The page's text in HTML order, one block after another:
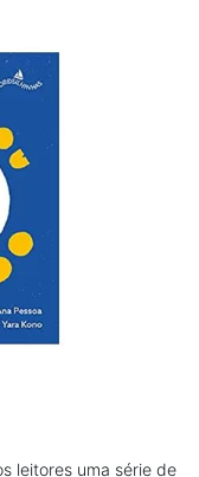
leitores uma série de